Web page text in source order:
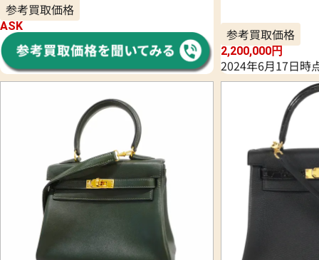
参考買取価格
ASK 参考買取価格
2,200,000円
2024年6月17日時